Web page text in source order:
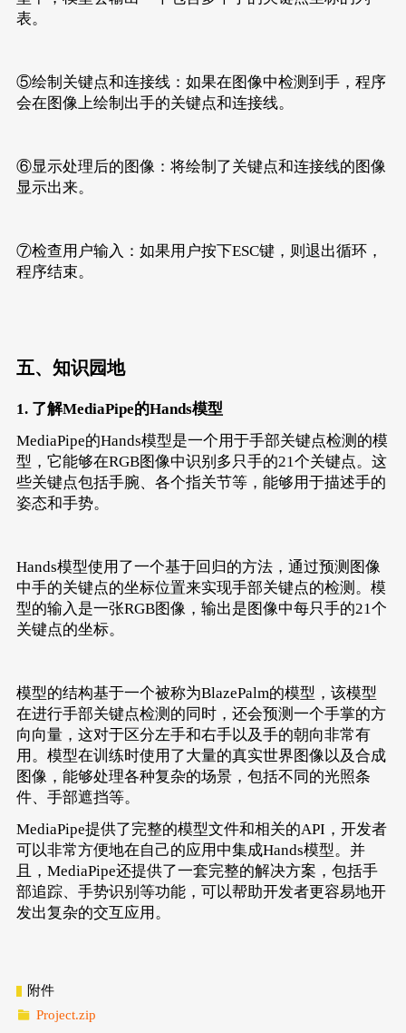
表。
⑤绘制关键点和连接线：如果在图像中检测到手，程序
会在图像上绘制出手的关键点和连接线。
⑥显示处理后的图像：将绘制了关键点和连接线的图像
显示出来。
⑦检查用户输入：如果用户按下ESC键，则退出循环，
程序结束。
五、知识园地
1. 了解MediaPipe的Hands模型
MediaPipe的Hands模型是一个用于手部关键点检测的模
型，它能够在RGB图像中识别多只手的21个关键点。这
些关键点包括手腕、各个指关节等，能够用于描述手的
姿态和手势。
Hands模型使用了一个基于回归的方法，通过预测图像
中手的关键点的坐标位置来实现手部关键点的检测。模
型的输入是一张RGB图像，输出是图像中每只手的21个
关键点的坐标。
模型的结构基于一个被称为BlazePalm的模型，该模型
在进行手部关键点检测的同时，还会预测一个手掌的方
向向量，这对于区分左手和右手以及手的朝向非常有
用。模型在训练时使用了大量的真实世界图像以及合成
图像，能够处理各种复杂的场景，包括不同的光照条
件、手部遮挡等。
MediaPipe提供了完整的模型文件和相关的API，开发者
可以非常方便地在自己的应用中集成Hands模型。并
且，MediaPipe还提供了一套完整的解决方案，包括手
部追踪、手势识别等功能，可以帮助开发者更容易地开
发出复杂的交互应用。
附件
Project.zip